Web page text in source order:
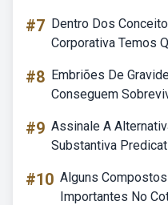
#7 Dentro Dos
Corporativa Temos
#8 Embriões De
Conseguem
#9 Assinale A
Substantiva
#10 Alguns
Importantes No